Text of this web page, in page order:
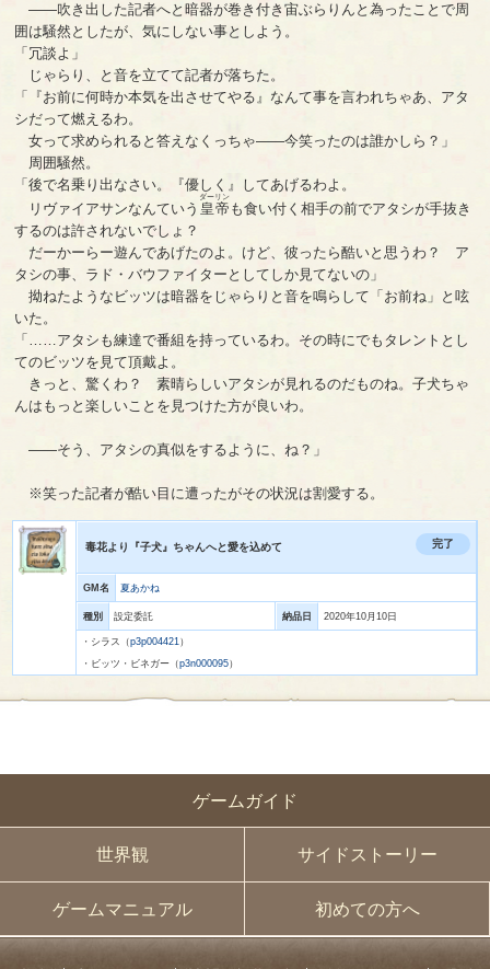
ゲームガイド
世界観 サイドストーリー
ゲームマニュアル 初めての方へ
――吹き出した記者へと暗器が巻き付き宙ぶらりんと為ったことで周
囲は騒然としたが、気にしない事としよう。
「冗談よ」
じゃらり、と音を立てて記者が落ちた。
「『お前に何時か本気を出させてやる』なんて事を言われちゃあ、アタ
シだって燃えるわ。
女って求められると答えなくっちゃ――今笑ったのは誰かしら？」
周囲騒然。
「後で名乗り出なさい。『優しく』してあげるわよ。
リヴァイアサンなんていう 皇帝
ダーリン
も食い付く相手の前でアタシが手抜き
するのは許されないでしょ？
だーかーらー遊んであげたのよ。けど、彼ったら酷いと思うわ？ ア
タシの事、ラド・バウファイターとしてしか見てないの」
拗ねたようなビッツは暗器をじゃらりと音を鳴らして「お前ね」と呟
いた。
「……アタシも練達で番組を持っているわ。その時にでもタレントとし
てのビッツを見て頂戴よ。
きっと、驚くわ？ 素晴らしいアタシが見れるのだものね。子犬ちゃ
んはもっと楽しいことを見つけた方が良いわ。
――そう、アタシの真似をするように、ね？」
※笑った記者が酷い目に遭ったがその状況は割愛する。
毒花より『子犬』ちゃんへと愛を込めて 完了
GM名 夏あかね
種別 設定委託 納品日 2020年10月10日
・シラス（p3p004421）
・ビッツ・ビネガー（p3n000095）